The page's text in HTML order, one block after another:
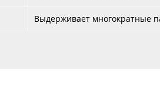
Выдерживает многократные